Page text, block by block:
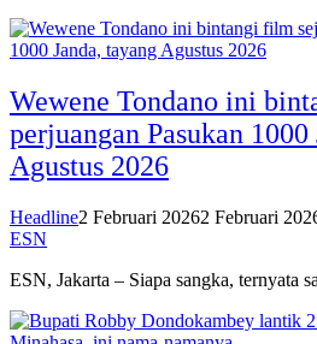
Wewene Tondano ini
perjuangan Pasukan 1000
Agustus 2026
Headline2 Februari 20262 Februari
ESN
ESN, Jakarta – Siapa sangka, ternyata